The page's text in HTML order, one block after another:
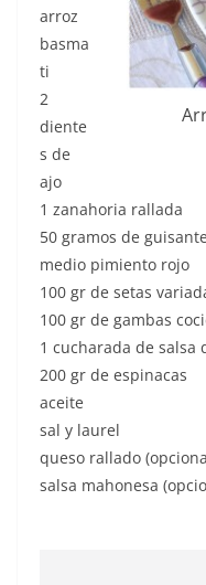
arroz
basma
ti
2
diente
s de
ajo
1 zanahoria rallada
50 gramos de
medio pimiento rojo
100 gr de setas
100 gr de gambas
1 cucharada de salsa
200 gr de espinacas
aceite
sal y laurel
queso rallado
salsa mahonesa